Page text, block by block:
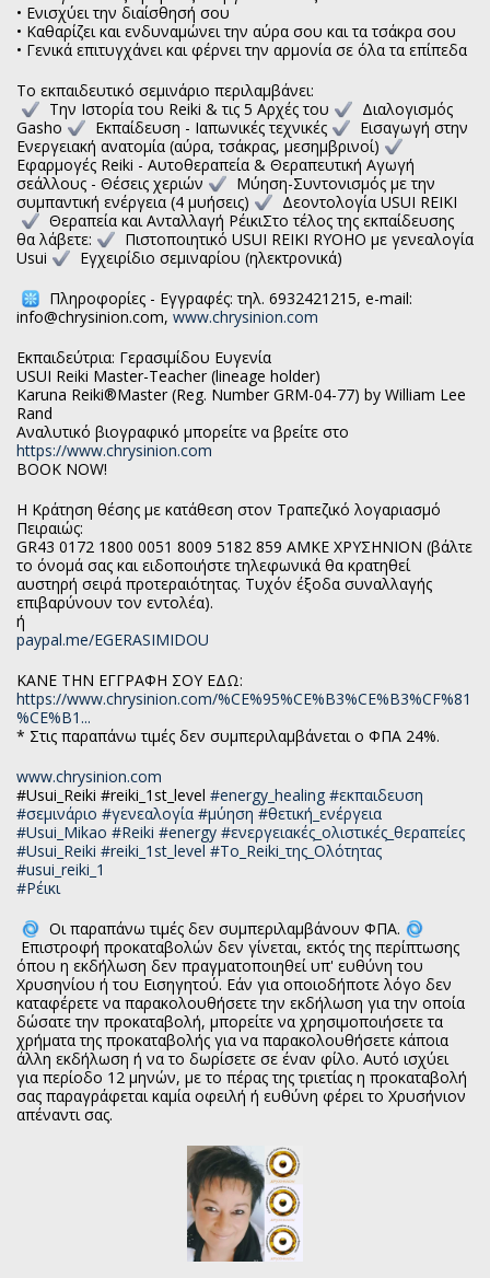
• Ενισχύει την διαίσθησή σου
• Καθαρίζει και ενδυναμώνει την αύρα σου και τα τσάκρα σου
• Γενικά επιτυγχάνει και φέρνει την αρμονία σε όλα τα επίπεδα
Το εκπαιδευτικό σεμινάριο περιλαμβάνει:
Την Ιστορία του Reiki & τις 5 Aρχές του
Διαλογισμός
Gasho
Εκπαίδευση - Ιαπωνικές τεχνικές
Εισαγωγή στην
Ενεργειακή ανατομία (αύρα, τσάκρας, μεσημβρινοί)
Εφαρμογές Reiki - Αυτοθεραπεία & Θεραπευτική Αγωγή
σεάλλους - Θέσεις χεριών
Μύηση-Συντονισμός με την
συμπαντική ενέργεια (4 μυήσεις)
Δεοντολογία USUI REIKI
Θεραπεία και Ανταλλαγή ΡέικιΣτο τέλος της εκπαίδευσης
θα λάβετε:
Πιστοποιητικό USUI REIKI RYOHO με γενεαλογία
Usui
Εγχειρίδιο σεμιναρίου (ηλεκτρονικά)
Πληροφορίες - Εγγραφές: τηλ. 6932421215, e-mail:
info@chrysinion.com, www.chrysinion.com
Εκπαιδεύτρια: Γερασιμίδου Ευγενία
USUI Reiki Master-Teacher (lineage holder)
Karuna Reiki®Master (Reg. Number GRM-04-77) by William Lee
Rand
Αναλυτικό βιογραφικό μπορείτε να βρείτε στο
https://www.chrysinion.com
BOOK NOW!
Η Κράτηση θέσης με κατάθεση στον Τραπεζικό λογαριασμό
Πειραιώς:
GR43 0172 1800 0051 8009 5182 859 ΑΜΚΕ ΧΡΥΣΗΝΙΟΝ (βάλτε
το όνομά σας και ειδοποιήστε τηλεφωνικά θα κρατηθεί
αυστηρή σειρά προτεραιότητας. Tυχόν έξοδα συναλλαγής
επιβαρύνουν τον εντολέα).
ή
paypal.me/EGERASIMIDOU
ΚΑΝΕ ΤΗΝ ΕΓΓΡΑΦΗ ΣΟΥ ΕΔΩ:
https://www.chrysinion.com/%CE%95%CE%B3%CE%B3%CF%81
%CE%B1...
* Στις παραπάνω τιμές δεν συμπεριλαμβάνεται ο ΦΠΑ 24%.
www.chrysinion.com
#Usui_Reiki #reiki_1st_level #energy_healing #εκπαιδευση
#σεμινάριο #γενεαλογία #μύηση #θετική_ενέργεια
#Usui_Mikao #Reiki #energy #ενεργειακές_ολιστικές_θεραπείες
#Usui_Reiki #reiki_1st_level #Το_Reiki_της_Ολότητας
#usui_reiki_1
#Ρέικι
Οι παραπάνω τιμές δεν συμπεριλαμβάνουν ΦΠΑ.
Επιστροφή προκαταβολών δεν γίνεται, εκτός της περίπτωσης
όπου η εκδήλωση δεν πραγματοποιηθεί υπ' ευθύνη του
Χρυσηνίου ή του Εισηγητού. Εάν για οποιοδήποτε λόγο δεν
καταφέρετε να παρακολουθήσετε την εκδήλωση για την οποία
δώσατε την προκαταβολή, μπορείτε να χρησιμοποιήσετε τα
χρήματα της προκαταβολής για να παρακολουθήσετε κάποια
άλλη εκδήλωση ή να το δωρίσετε σε έναν φίλο. Αυτό ισχύει
για περίοδο 12 μηνών, με το πέρας της τριετίας η προκαταβολή
σας παραγράφεται καμία οφειλή ή ευθύνη φέρει το Χρυσήνιον
απέναντι σας.